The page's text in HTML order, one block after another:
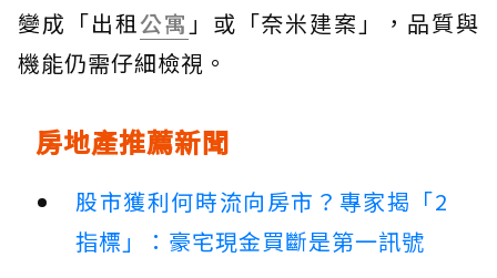
變成「出租公寓 」或「奈米建案」，品質與
機能仍需仔細檢視。
房地產推薦新聞
股市獲利何時流向房市？專家揭「2
指標」：豪宅現金買斷是第一訊號